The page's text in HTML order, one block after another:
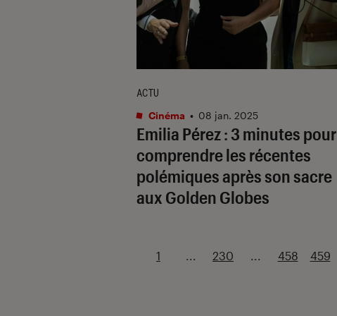
Emilia Pérez: 3 minutes pour
comprendre les récentes
polémiques après son sacre
aux Golden Globes
ACTU
Cinéma • 08 jan. 2025
1 ... 230 ... 458 459